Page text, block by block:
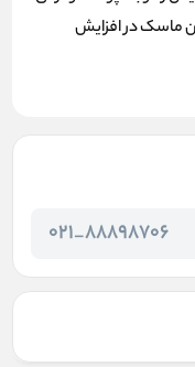
ماسک در افزایش
88898706_021